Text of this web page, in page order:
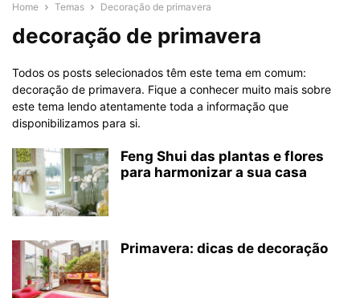
Home Temas Decoração de primavera
decoração de primavera
Todos os posts selecionados têm este tema em comum:
decoração de primavera. Fique a conhecer muito mais sobre
este tema lendo atentamente toda a informação que
disponibilizamos para si.
Feng Shui das plantas e flores
para harmonizar a sua casa
Primavera: dicas de decoração